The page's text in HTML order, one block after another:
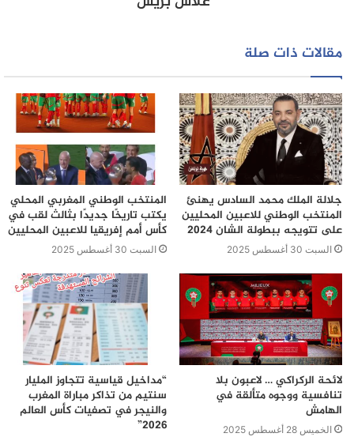
مقالات ذات صلة
جلالة الملك محمد السادس يهنئ
المنتخب الوطني للاعبين المحليين
على تتويجه ببطولة الشان 2024
السبت 30 أغسطس 2025
المنتخب الوطني المغربي المحلي
يكتب تاريخًا جديدًا بثالث لقب في
كأس أمم إفريقيا للاعبين المحليين
السبت 30 أغسطس 2025
لائحة الركراكي … لاعبون بلا
تنافسية ووجوه متألقة في
الهامش
الخميس 28 أغسطس 2025
“مداخيل قياسية تتجاوز المليار
سنتيم من تذاكر مباراة المغرب
والنيجر في تصفيات كأس العالم
2026”